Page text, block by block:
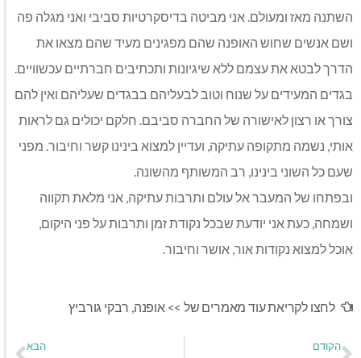
השתנה מאז ומעולם. אני מביטה בדיסקרטיות סביבי ואני מגלה פה
ושם אנשים שחוש האופנה שהם מפגינים מעיד שהם מצאו את
הדרך לבטא את עצמם ללא שיגיונות ותכתיבים חברתיים עכשוויים.
בגדים המעידים על שנוח וטוב לבעליהם בבגדים שעליהם ואין להם
צורך או רצון לאישורה של החברה סביבם. חלקם יכולים גם לראות
אותי, נשמה מתקופה עתיקה, ועדיין למצוא בינינו קשר וחיבור. מפני
שעם כל השוני בינינו, רב המשותף מהשונה.
ובפתחו של המעבר אל עולם ותרבות עתיקה, אני מלאת תקווה
ושמחה, כעת אני יודעת שבכל נקודת זמן ותרבות על פני היקום,
אוכל למצוא נקודות אור, אושר וחיבור.
לחצו לקריאת עוד מאמרים של >> אופנה, רבקי גורביץ
הקודם הבא